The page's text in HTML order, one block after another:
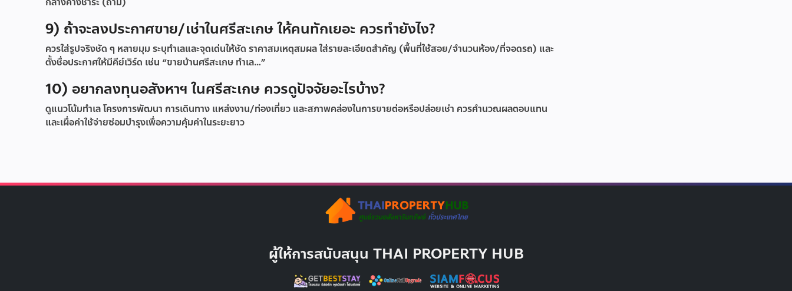
9) ถ้าจะลงประกาศขาย/เช่าในศรีสะเกษ ให้คนทักเยอะ ควรทำยังไง?
ควรใส่รูปจริงชัด ๆ หลายมุม ระบุทำเลและจุดเด่นให้ชัด ราคาสมเหตุสมผล ใส่รายละเอียดสำคัญ (พื้นที่ใช้สอย/จำนวนห้อง/ที่จอดรถ) และ
ตั้งชื่อประกาศให้มีคีย์เวิร์ด เช่น “ขายบ้านศรีสะเกษ ทำเล…”
10) อยากลงทุนอสังหาฯ ในศรีสะเกษ ควรดูปัจจัยอะไรบ้าง?
ดูแนวโน้มทำเล โครงการพัฒนา การเดินทาง แหล่งงาน/ท่องเที่ยว และสภาพคล่องในการขายต่อหรือปล่อยเช่า ควรคำนวณผลตอบแทน
และเผื่อค่าใช้จ่ายซ่อมบำรุงเพื่อความคุ้มค่าในระยะยาว
ผู้ให้การสนับสนุน THAI PROPERTY HUB